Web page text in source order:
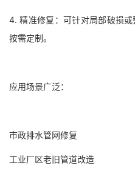
4. 精准修复：可针对局部破损
按需定制。
应用场景广泛：
市政排水管网修复
工业厂区老旧管道改造